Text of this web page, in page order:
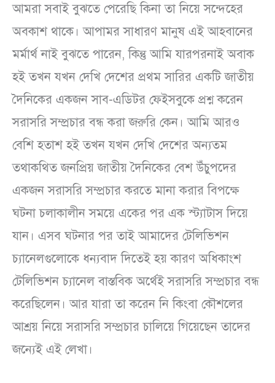
আমরা সবাই বুঝতে পেরেছি কিনা তা নিয়ে সন্দেহের
অবকাশ থাকে। আপামর সাধারণ মানুষ এই আহবানের
মর্মার্থ নাই বুঝতে পারেন, কিন্তু আমি যারপরনাই অবাক
হই তখন যখন দেখি দেশের প্রথম সারির একটি জাতীয়
দৈনিকের একজন সাব-এডিটর ফেইসবুকে প্রশ্ন করেন
সরাসরি সম্প্রচার বন্ধ করা জরুরি কেন। আমি আরও
বেশি হতাশ হই তখন যখন দেখি দেশের অন্যতম
তথাকথিত জনপ্রিয় জাতীয় দৈনিকের বেশ উঁচুপদের
একজন সরাসরি সম্প্রচার করতে মানা করার বিপক্ষে
ঘটনা চলাকালীন সময়ে একের পর এক স্ট্যাটাস দিয়ে
যান। এসব ঘটনার পর তাই আমাদের টেলিভিশন
চ্যানেলগুলোকে ধন্যবাদ দিতেই হয় কারণ অধিকাংশ
টেলিভিশন চ্যানেল বাস্তবিক অর্থেই সরাসরি সম্প্রচার বন্ধ
করেছিলেন। আর যারা তা করেন নি কিংবা কৌশলের
আশ্রয় নিয়ে সরাসরি সম্প্রচার চালিয়ে গিয়েছেন তাদের
জন্যেই এই লেখা।